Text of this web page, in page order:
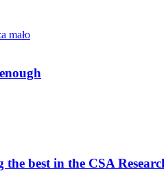
best in the CSA